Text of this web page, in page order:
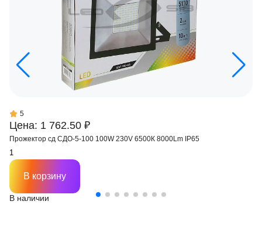
Цена: 1 762.50 ₽
5
Прожектор сд СДО-5-100 100W 230V 6500К 8000Lm IP65
В наличии
В корзину